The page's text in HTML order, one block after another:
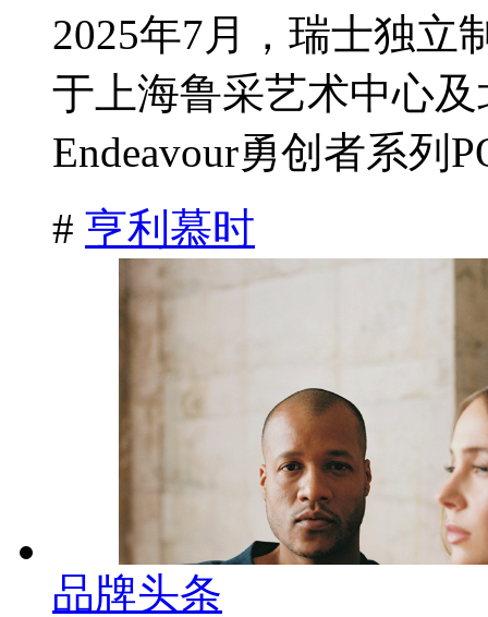
2025年7月，瑞士独立
于上海鲁采艺术中心
Endeavour勇创者系列
# 亨利慕时
品牌头条